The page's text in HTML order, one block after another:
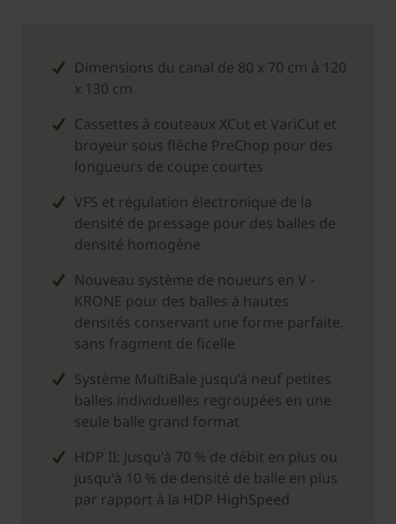
Dimensions du canal de 80 x 70 cm à 120
x 130 cm
Cassettes à couteaux XCut et VariCut et
broyeur sous flèche PreChop pour des
longueurs de coupe courtes
VFS et régulation électronique de la
densité de pressage pour des balles de
densité homogène
Nouveau système de noueurs en V ­
KRONE pour des balles à hautes
densités conservant une forme parfaite,
sans fragment de ficelle
Système MultiBale jusqu’à neuf petites
balles individuelles regroupées en une
seule balle grand format
HDP II: Jusqu'à 70 % de débit en plus ou
jusqu'à 10 % de densité de balle en plus
par rapport à la HDP HighSpeed